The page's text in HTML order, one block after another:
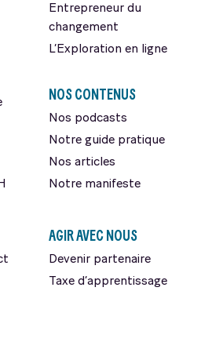
Entrepreneur du
changement
L’Exploration en ligne
NOS CONTENUS
Nos podcasts
Notre guide pratique
Nos articles
Notre manifeste
AGIR AVEC NOUS
Devenir partenaire
Taxe d’apprentissage